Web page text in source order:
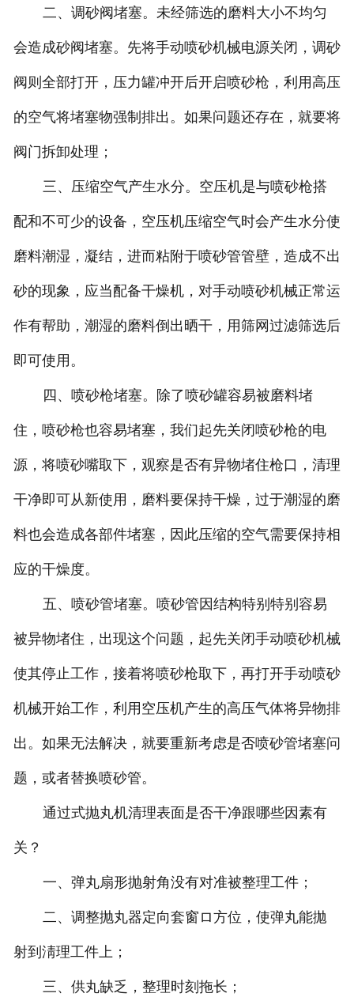
二、调砂阀堵塞。未经筛选的磨料大小不均匀
会造成砂阀堵塞。先将手动喷砂机械电源关闭，调砂
阀则全部打开，压力罐冲开后开启喷砂枪，利用高压
的空气将堵塞物强制排出。如果问题还存在，就要将
阀门拆卸处理；
三、压缩空气产生水分。空压机是与喷砂枪搭
配和不可少的设备，空压机压缩空气时会产生水分使
磨料潮湿，凝结，进而粘附于喷砂管管壁，造成不出
砂的现象，应当配备干燥机，对手动喷砂机械正常运
作有帮助，潮湿的磨料倒出晒干，用筛网过滤筛选后
即可使用。
四、喷砂枪堵塞。除了喷砂罐容易被磨料堵
住，喷砂枪也容易堵塞，我们起先关闭喷砂枪的电
源，将喷砂嘴取下，观察是否有异物堵住枪口，清理
干净即可从新使用，磨料要保持干燥，过于潮湿的磨
料也会造成各部件堵塞，因此压缩的空气需要保持相
应的干燥度。
五、喷砂管堵塞。喷砂管因结构特别特别容易
被异物堵住，出现这个问题，起先关闭手动喷砂机械
使其停止工作，接着将喷砂枪取下，再打开手动喷砂
机械开始工作，利用空压机产生的高压气体将异物排
出。如果无法解决，就要重新考虑是否喷砂管堵塞问
题，或者替换喷砂管。
通过式抛丸机清理表面是否干净跟哪些因素有
关？
一、弹丸扇形抛射角没有对准被整理工件；
二、调整抛丸器定向套窗ロ方位，使弹丸能拋
射到淸理工件上；
三、供丸缺乏，整理时刻拖长；